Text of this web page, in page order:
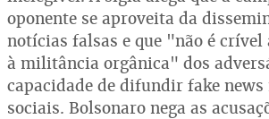
oponente se aproveita da
notícias falsas e que "não é
à militância orgânica" dos
capacidade de difundir fake news
sociais. Bolsonaro nega as